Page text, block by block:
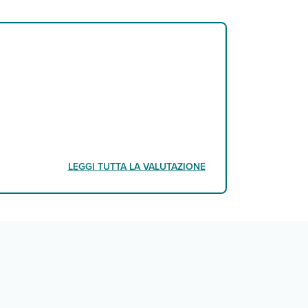
LEGGI TUTTA LA VALUTAZIONE